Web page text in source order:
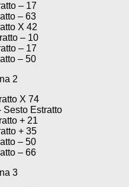
– 17
– 63
X 42
– 10
– 17
– 50
2
X 74
Sesto Estratto
+ 21
+ 35
– 50
– 66
3